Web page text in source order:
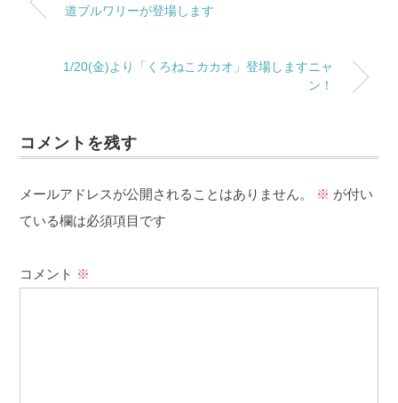
道ブルワリーが登場します
1/20(金)より「くろねこカカオ」登場しますニャ
ン！
コメントを残す
メールアドレスが公開されることはありません。 ※ が付い
ている欄は必須項目です
コメント ※